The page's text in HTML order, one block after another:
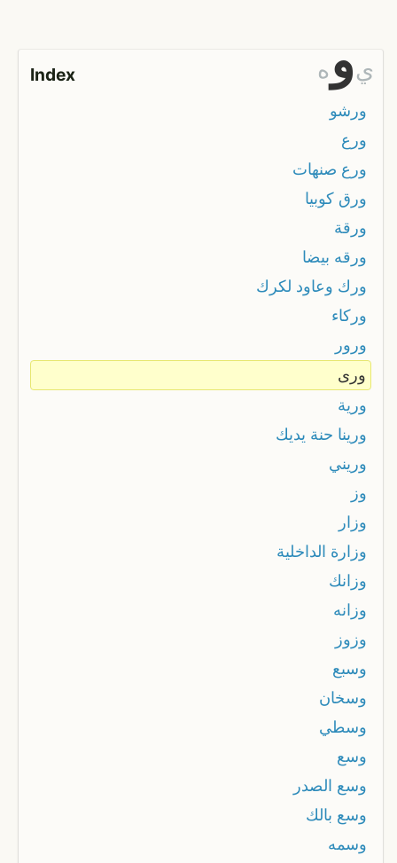
Index ه وي
ورشو
ورع
ورع صنهات
ورق كوبيا
ورقة
ورقه بيضا
ورك وعاود لكرك
وركاء
ورور
ورى
ورية
ورينا حنة يديك
وريني
وز
وزار
وزارة الداخلية
وزانك
وزانه
وزوز
وسبع
وسخان
وسطي
وسع
وسع الصدر
وسع بالك
وسمه